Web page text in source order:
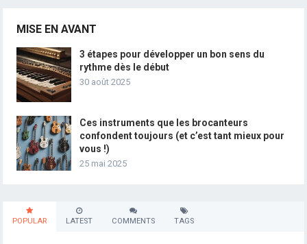
MISE EN AVANT
3 étapes pour développer un bon sens du
rythme dès le début
30 août 2025
Ces instruments que les brocanteurs
confondent toujours (et c’est tant mieux pour
vous !)
25 mai 2025
POPULAR LATEST COMMENTS TAGS